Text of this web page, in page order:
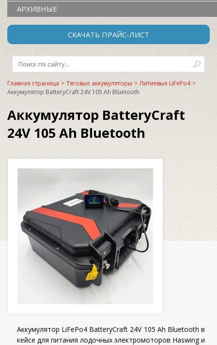
АРХИВНЫЕ
СКАЧАТЬ ПРАЙС-ЛИСТ
Главная страница > Тяговые аккумуляторы > Литиевые LiFePo4 >
Аккумулятор BatteryCraft 24V 105 Ah Bluetooth
Аккумулятор BatteryCraft
24V 105 Ah Bluetooth
Аккумулятор LiFePo4 BatteryCraft 24V 105 Ah Bluetooth в
кейсе для питания лодочных электромоторов Haswing и